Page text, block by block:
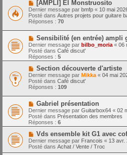
a
g
e
a
u
m
e
s
s
a
g
e
N
o
u
v
e
a
u
m
e
s
s
a
g
e
[AMPLI] El Monstruosito
Dernier message par bmfp « 10 mai
Posté dans Autres projets pour guitare
Réponses : 70
N
o
u
v
e
a
u
m
e
s
s
a
g
e
Sensibilité (en entrée) ampli
Dernier message par bilbo_moria « 06
Posté dans Café discut'
Réponses : 5
N
o
u
v
e
a
u
m
e
s
s
a
g
e
Section découverte d'artiste
Dernier message par Mikka « 04 mai
Posté dans Café discut'
Réponses : 109
N
o
u
v
e
a
m
e
Gabriel présentation
Dernier message par Guitarbox64 « 02
Posté dans Présentation des membres
Réponses : 6
N
o
u
v
Vds ensemble kit G1 avec
Dernier message par Francois « 13 avr.
Posté dans Achat / Vente / Troc